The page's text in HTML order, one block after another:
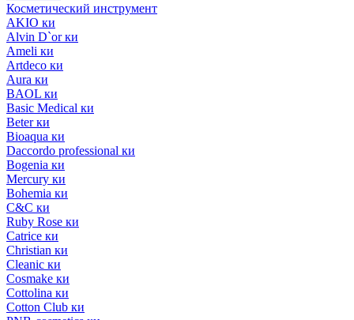
Косметический инструмент
AKIO ки
Alvin D`or ки
Ameli ки
Artdeco ки
Aura ки
BAOL ки
Basic Medical ки
Beter ки
Bioaqua ки
Daccordo professional ки
Bogenia ки
Mercury ки
Bohemia ки
C&C ки
Ruby Rose ки
Catrice ки
Christian ки
Cleanic ки
Cosmake ки
Cottolina ки
Cotton Club ки